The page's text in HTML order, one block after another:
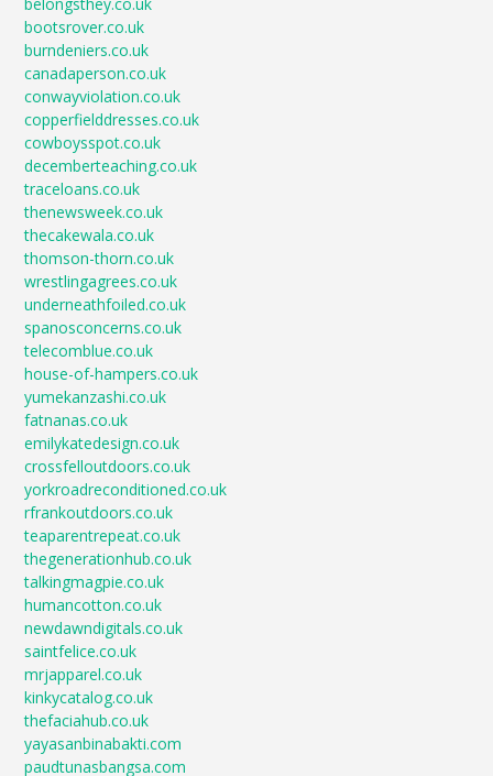
belongsthey.co.uk
bootsrover.co.uk
burndeniers.co.uk
canadaperson.co.uk
conwayviolation.co.uk
copperfielddresses.co.uk
cowboysspot.co.uk
decemberteaching.co.uk
traceloans.co.uk
thenewsweek.co.uk
thecakewala.co.uk
thomson-thorn.co.uk
wrestlingagrees.co.uk
underneathfoiled.co.uk
spanosconcerns.co.uk
telecomblue.co.uk
house-of-hampers.co.uk
yumekanzashi.co.uk
fatnanas.co.uk
emilykatedesign.co.uk
crossfelloutdoors.co.uk
yorkroadreconditioned.co.uk
rfrankoutdoors.co.uk
teaparentrepeat.co.uk
thegenerationhub.co.uk
talkingmagpie.co.uk
humancotton.co.uk
newdawndigitals.co.uk
saintfelice.co.uk
mrjapparel.co.uk
kinkycatalog.co.uk
thefaciahub.co.uk
yayasanbinabakti.com
paudtunasbangsa.com